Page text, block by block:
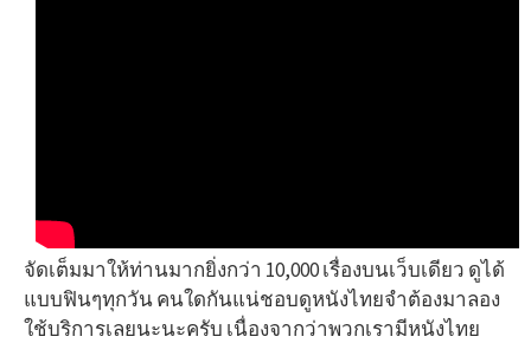
จัดเต็มมาให้ท่านมากยิ่งกว่า 10,000 เรื่องบนเว็บเดียว ดูได้
แบบฟินๆทุกวัน คนใดกันแน่ชอบดูหนังไทยจำต้องมาลอง
ใช้บริการเลยนะนะครับ เนื่องจากว่าพวกเรามีหนังไทย